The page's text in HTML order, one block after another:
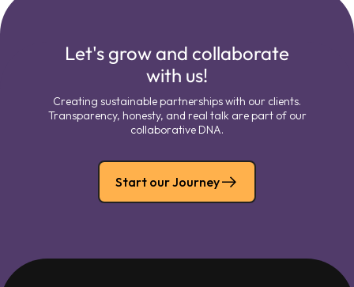
Let's grow and collaborate
with us!
Creating sustainable partnerships with our clients.
Transparency, honesty, and real talk are part of our
collaborative DNA.
Start our Journey